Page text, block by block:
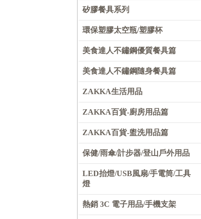
矽膠餐具系列
環保塑膠太空瓶/塑膠杯
美食達人不鏽鋼優質餐具篇
美食達人不鏽鋼隨身餐具篇
ZAKKA生活用品
ZAKKA百貨-廚房用品篇
ZAKKA百貨-盥洗用品篇
保健/雨傘/計步器/登山戶外用品
LED抬燈/USB風扇/手電筒/工具
燈
熱銷 3C 電子用品/手機支架